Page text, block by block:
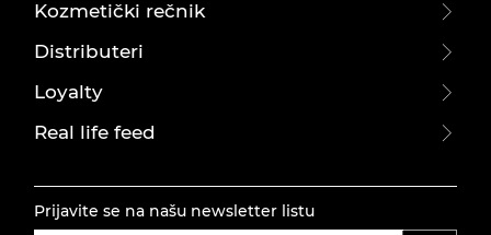
Kozmetički rečnik
Distributeri
Loyalty
Real life feed
Prijavite se na našu newsletter listu